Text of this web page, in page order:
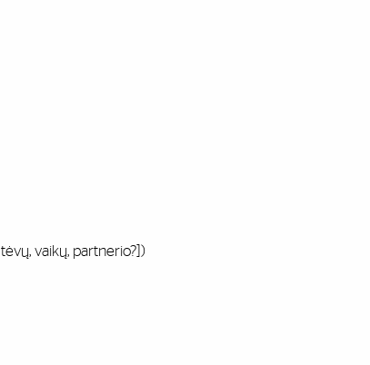
vaikų, partnerio?])